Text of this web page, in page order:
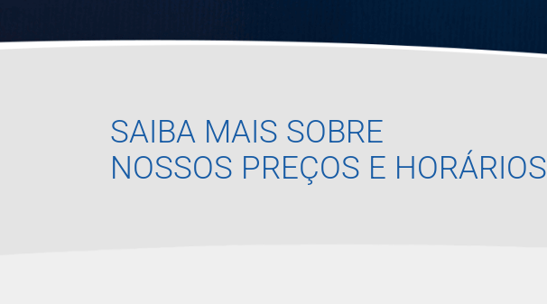
SAIBA MAIS SOBRE
NOSSOS PREÇOS E HORÁRIOS